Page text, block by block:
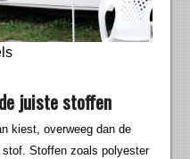
juiste stoffen
kiest, overweeg dan de
Stoffen zoals polyester